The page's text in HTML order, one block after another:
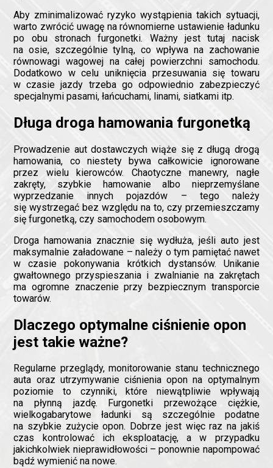
Aby zminimalizować ryzyko wystąpienia takich sytuacji,
warto zwrócić uwagę na równomierne ustawienie ładunku
po obu stronach furgonetki. Ważny jest tutaj nacisk
na osie, szczególnie tylną, co wpływa na zachowanie
równowagi wagowej na całej powierzchni samochodu.
Dodatkowo w celu uniknięcia przesuwania się towaru
w czasie jazdy trzeba go odpowiednio zabezpieczyć
specjalnymi pasami, łańcuchami, linami, siatkami itp.
Długa droga hamowania furgonetką
Prowadzenie aut dostawczych wiąże się z długą drogą
hamowania, co niestety bywa całkowicie ignorowane
przez wielu kierowców. Chaotyczne manewry, nagłe
zakręty, szybkie hamowanie albo nieprzemyślane
wyprzedzanie innych pojazdów – tego należy
się wystrzegać bez względu na to, czy przemieszczamy
się furgonetką, czy samochodem osobowym.
Droga hamowania znacznie się wydłuża, jeśli auto jest
maksymalnie załadowane – należy o tym pamiętać nawet
w czasie pokonywania krótkich dystansów. Unikanie
gwałtownego przyspieszania i zwalnianie na zakrętach
ma ogromne znaczenie przy bezpiecznym transporcie
towarów.
Dlaczego optymalne ciśnienie opon
jest takie ważne?
Regularne przeglądy, monitorowanie stanu technicznego
auta oraz utrzymywanie ciśnienia opon na optymalnym
poziomie to czynniki, które niewątpliwie wpływają
na płynną jazdę. Furgonetki przewożące ciężkie,
wielkogabarytowe ładunki są szczególnie podatne
na szybkie zużycie opon. Dobrze jest więc raz na jakiś
czas kontrolować ich eksploatację, a w przypadku
jakichkolwiek nieprawidłowości – ponownie napompować
bądź wymienić na nowe.